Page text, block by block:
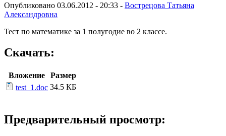
Опубликовано 03.06.2012 - 20:33 - Вострецова Татьяна
Александровна
Тест по математике за 1 полугодие во 2 классе.
Скачать:
Вложение
Размер
test_1.doc 34.5 КБ
Предварительный просмотр: